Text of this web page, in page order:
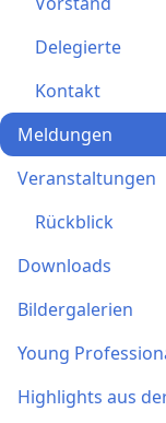
Delegierte
Kontakt
Meldungen
Veranstaltungen
Rückblick
Downloads
Bildergalerien
Young
Highlights aus